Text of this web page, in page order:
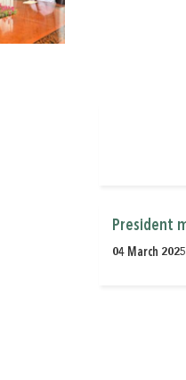
President
04 March